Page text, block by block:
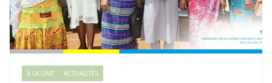
À LA UNE ACTUALITÉS